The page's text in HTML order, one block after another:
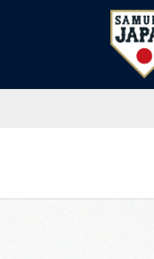
オフィシャ